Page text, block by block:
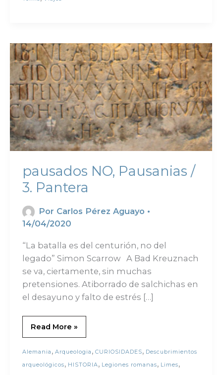
pausados NO, Pausanias /
3. Pantera
Por Carlos Pérez Aguayo •
14/04/2020
“La batalla es del centurión, no del
legado” Simon Scarrow A Bad Kreuznach
se va, ciertamente, sin muchas
pretensiones. Atiborrado de salchichas en
el desayuno y falto de estrés […]
Read More »
Alemania , Arqueologia , CURIOSIDADES, Descubrimientos
arqueológicos, HISTORIA, Legiones romanas, Limes,